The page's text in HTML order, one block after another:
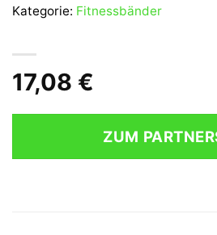
17,08 €
ZUM
Kategorie: Fitnessbänder